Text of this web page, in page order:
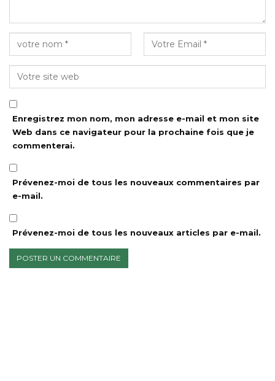
Enregistrez mon nom, mon adresse e-mail et mon site
Web dans ce navigateur pour la prochaine fois que je
commenterai.
Prévenez-moi de tous les nouveaux commentaires par
e-mail.
Prévenez-moi de tous les nouveaux articles par e-mail.